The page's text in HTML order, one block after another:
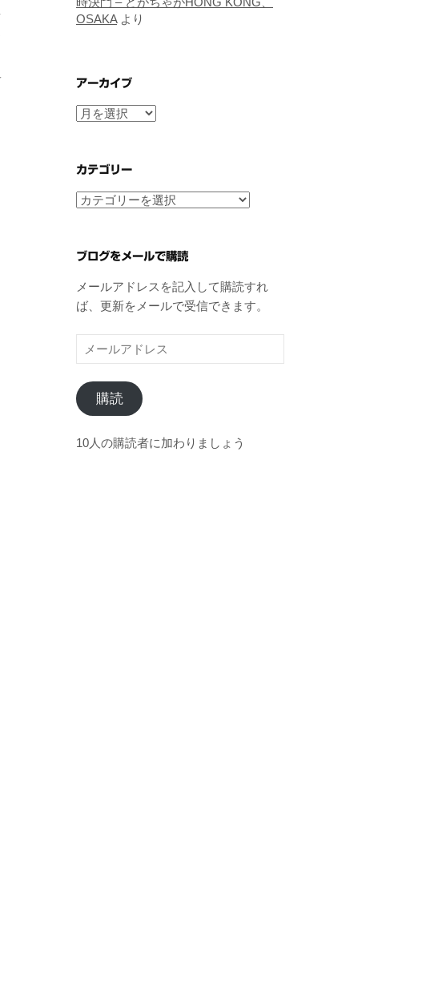
OSAKAより
アーカイブ
ア
イ
ブ
カテゴリー
カ
リ
ブログをメールで購読
メールアドレスを記入して購読すれ
ば、更新をメールで受信できます。
ー
ル
ア
ド
レ
購読
10人の購読者に加わりましょう